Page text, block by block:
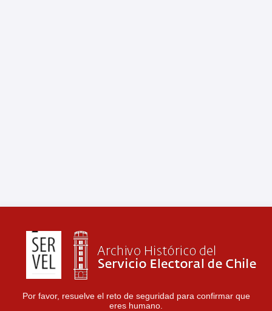
Por favor, resuelve el reto de seguridad para confirmar que
eres humano.